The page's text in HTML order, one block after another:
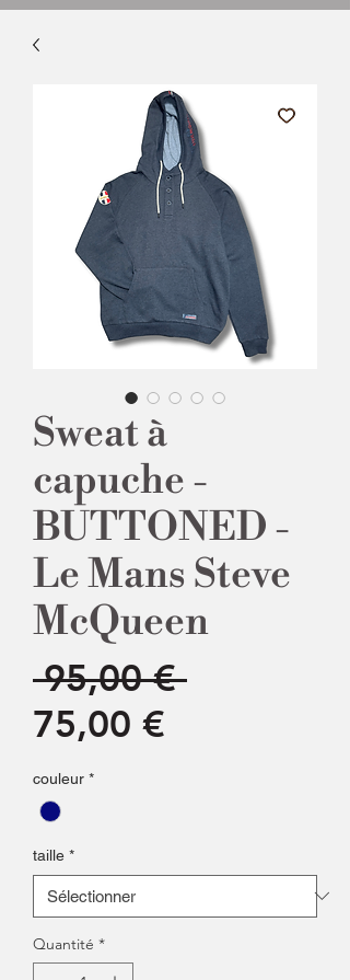
Sweat à
capuche -
BUTTONED -
Le Mans Steve
McQueen
95,00 € Prix
75,00 €
couleur *
taille *
Quantité *